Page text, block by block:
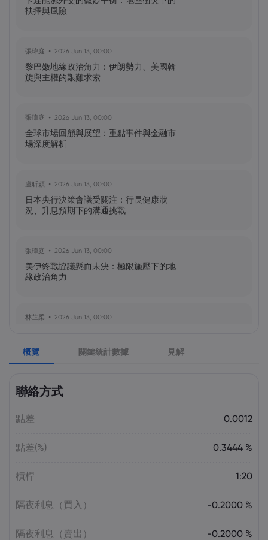
比特幣價格預測：如何在台灣購買比特
幣？
Fintech 股票值得關注：Nu
Holdings（NU）股票、SOFI 股票
Quantum Inc. 發生了什麼事？
抉擇與風險
張瑋庭 2026 Jun 13, 00:00
黎巴嫩地緣政治角力：伊朗勢力、美國斡
旋與主權的艱難求索
張瑋庭 2026 Jun 13, 00:00
全球市場回顧與展望：重點事件與金融市
場深度解析
盧昕穎 2026 Jun 13, 00:00
日本央行決策會議受關注：行長健康狀
況、升息預期下的溝通挑戰
張瑋庭 2026 Jun 13, 00:00
美伊終戰協議懸而未決：極限施壓下的地
緣政治角力
林芷柔 2026 Jun 13, 00:00
張瑋庭 2026 Jun 13, 00:00
北約安全態勢與美軍部署調整：美歐風險
陳昊然
量增，市場波動趨緩
概覽 關鍵統計數據 見解
聯絡方式
點差 0.0012
點差(%) 0.3444 %
槓桿 1:20
隔夜利息（買入） -0.2000 %
隔夜利息（賣出） -0.2000 %